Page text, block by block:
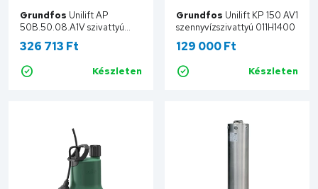
Grundfos Unilift AP
50B.50.08.A1V szivattyú
96004586
326 713 Ft
Készleten
Kosárba
Grundfos Unilift KP 150 AV1
szennyvízszivattyú 011H1400
129 000 Ft
Készleten
Kosárba